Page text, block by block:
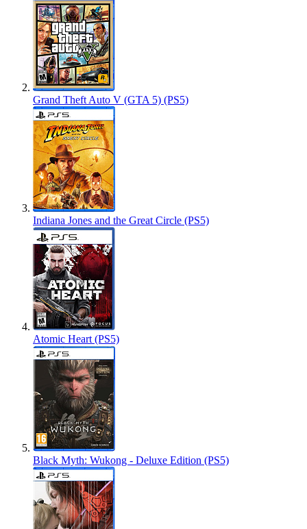
Grand Theft Auto V (GTA 5) (PS5)
Indiana Jones and the Great Circle (PS5)
Atomic Heart (PS5)
Black Myth: Wukong - Deluxe Edition (PS5)